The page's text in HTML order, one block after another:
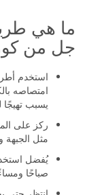
ما هي
جل من
استخدم
امتصاصه
يسبب تهيجًا
ركز على
مثل الجبهة
يُفضل
صباحًا